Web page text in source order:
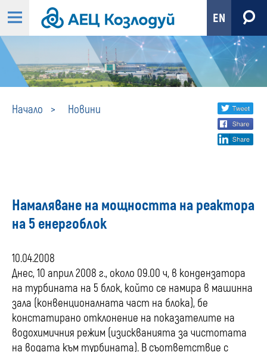
EN
Начало Новини
Share
social
Намаляване на мощността на реактора
на 5 енергоблок
10.04.2008
Днес, 10 април 2008 г., около 09.00 ч, в кондензатора
на турбината на 5 блок, който се намира в машинна
зала (конвенционалната част на блока), бе
констатирано отклонение на показателите на
водохимичния режим (изискванията за чистотата
на водата към турбината). В съответствие с